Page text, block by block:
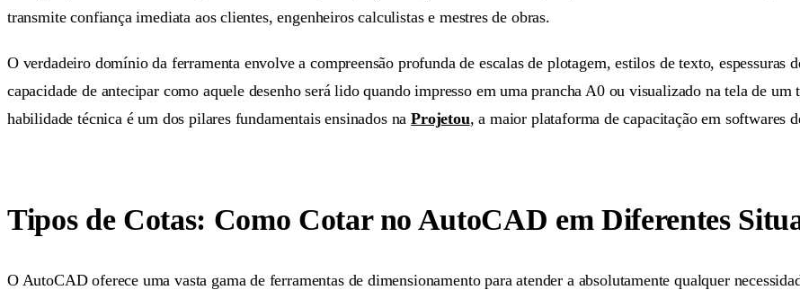
transmite confiança imediata aos clientes, engenheiros calculistas e mestres de obras.
O verdadeiro domínio da ferramenta envolve a compreensão profunda de escalas de plotagem, estilos de texto, espessuras
capacidade de antecipar como aquele desenho será lido quando impresso em uma prancha A0 ou visualizado na tela de
habilidade técnica é um dos pilares fundamentais ensinados naProjetou, a maior plataforma de capacitação em softwares
Tipos de Cotas: Como Cotar no AutoCAD em Diferentes
O AutoCAD oferece uma vasta gama de ferramentas de dimensionamento para atender a absolutamente qualquer